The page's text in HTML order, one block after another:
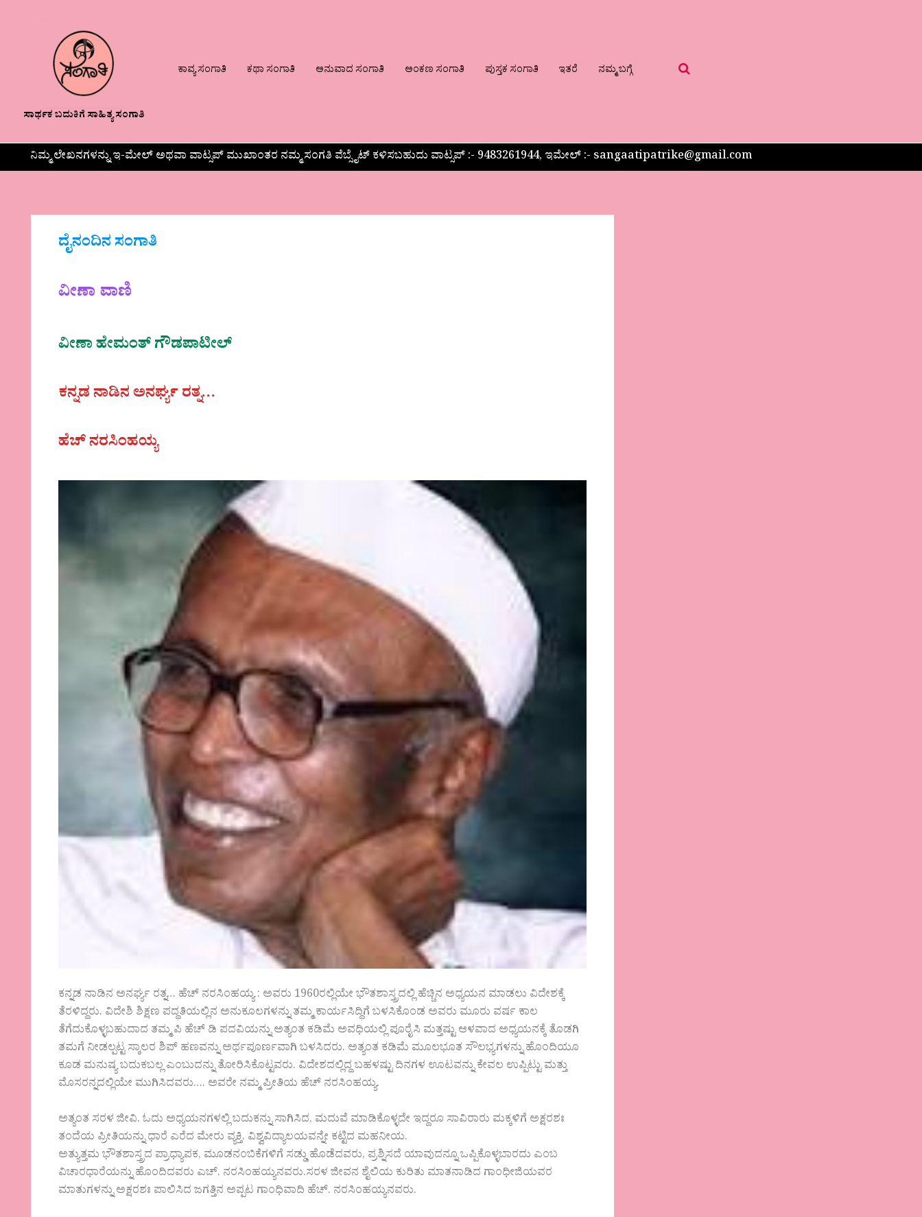
ಸಾರ್ಥಕ ಬದುಕಿಗೆ ಸಾಹಿತ್ಯ ಸಂಗಾತಿ
ಕಾವ್ಯ ಸಂಗಾತಿ ಕಥಾ ಸಂಗಾತಿ ಅನುವಾದ ಸಂಗಾತಿ ಅಂಕಣ ಸಂಗಾತಿ ಪುಸ್ತಕ ಸಂಗಾತಿ ಇತರೆ ನಮ್ಮ ಬಗ್ಗೆ
ನಿಮ್ಮ ಲೇಖನಗಳನ್ನು ಇ-ಮೇಲ್ ಅಥವಾ ವಾಟ್ಸಪ್ ಮುಖಾಂತರ ನಮ್ಮ ಸಂಗತಿ ವೆಬ್ಸೈಟ್ ಕಳಿಸಬಹುದು ವಾಟ್ಸಪ್‌ :- 9483261944, ಇಮೇಲ್ :- sangaatipatrike@gmail.com
ದೈನಂದಿನ ಸಂಗಾತಿ
ವೀಣಾ ವಾಣಿ
ವೀಣಾ ಹೇಮಂತ್‌ ಗೌಡಪಾಟೀಲ್
ಕನ್ನಡ ನಾಡಿನ ಅನರ್ಘ್ಯ ರತ್ನ…
ಹೆಚ್ ನರಸಿಂಹಯ್ಯ
ಕನ್ನಡ ನಾಡಿನ ಅನರ್ಘ್ಯ ರತ್ನ… ಹೆಚ್ ನರಸಿಂಹಯ್ಯ : ಅವರು 1960ರಲ್ಲಿಯೇ ಭೌತಶಾಸ್ತ್ರದಲ್ಲಿ ಹೆಚ್ಚಿನ ಅಧ್ಯಯನ ಮಾಡಲು ವಿದೇಶಕ್ಕೆ
ತೆರಳಿದ್ದರು. ವಿದೇಶಿ ಶಿಕ್ಷಣ ಪದ್ಧತಿಯಲ್ಲಿನ ಅನುಕೂಲಗಳನ್ನು ತಮ್ಮ ಕಾರ್ಯಸಿದ್ಧಿಗೆ ಬಳಸಿಕೊಂಡ ಅವರು ಮೂರು ವರ್ಷ ಕಾಲ
ತೆಗೆದುಕೊಳ್ಳಬಹುದಾದ ತಮ್ಮ ಪಿ ಹೆಚ್ ಡಿ ಪದವಿಯನ್ನು ಅತ್ಯಂತ ಕಡಿಮೆ ಅವಧಿಯಲ್ಲಿ ಪೂರೈಸಿ ಮತ್ತಷ್ಟು ಆಳವಾದ ಅಧ್ಯಯನಕ್ಕೆ ತೊಡಗಿ
ತಮಗೆ ನೀಡಲ್ಪಟ್ಟ ಸ್ಕಾಲರ ಶಿಪ್ ಹಣವನ್ನು ಅರ್ಥಪೂರ್ಣವಾಗಿ ಬಳಸಿದರು. ಅತ್ಯಂತ ಕಡಿಮೆ ಮೂಲಭೂತ ಸೌಲಭ್ಯಗಳನ್ನು ಹೊಂದಿಯೂ
ಕೂಡ ಮನುಷ್ಯ ಬದುಕಬಲ್ಲ ಎಂಬುದನ್ನು ತೋರಿಸಿಕೊಟ್ಟವರು. ವಿದೇಶದಲ್ಲಿದ್ದ ಬಹಳಷ್ಟು ದಿನಗಳ ಊಟವನ್ನು ಕೇವಲ ಉಪ್ಪಿಟ್ಟು ಮತ್ತು
ಮೊಸರನ್ನದಲ್ಲಿಯೇ ಮುಗಿಸಿದವರು…. ಅವರೇ ನಮ್ಮ ಪ್ರೀತಿಯ ಹೆಚ್ ನರಸಿಂಹಯ್ಯ.
ಅತ್ಯಂತ ಸರಳ ಜೀವಿ. ಓದು ಅಧ್ಯಯನಗಳಲ್ಲಿ ಬದುಕನ್ನು ಸಾಗಿಸಿದ, ಮದುವೆ ಮಾಡಿಕೊಳ್ಳದೇ ಇದ್ದರೂ ಸಾವಿರಾರು ಮಕ್ಕಳಿಗೆ ಅಕ್ಷರಶಃ
ತಂದೆಯ ಪ್ರೀತಿಯನ್ನು ಧಾರೆ ಎರೆದ ಮೇರು ವ್ಯಕ್ತಿ. ವಿಶ್ವವಿದ್ಯಾಲಯವನ್ನೇ ಕಟ್ಟಿದ ಮಹನೀಯ.
ಅತ್ಯುತ್ತಮ ಭೌತಶಾಸ್ತ್ರದ ಪ್ರಾಧ್ಯಾಪಕ, ಮೂಡನಂಬಿಕೆಗಳಿಗೆ ಸಡ್ಡು ಹೊಡೆದವರು, ಪ್ರಶ್ನಿಸದೆ ಯಾವುದನ್ನೂ ಒಪ್ಪಿಕೊಳ್ಳಬಾರದು ಎಂಬ
ವಿಚಾರಧಾರೆಯನ್ನು ಹೊಂದಿದವರು ಎಚ್. ನರಸಿಂಹಯ್ಯನವರು.ಸರಳ ಜೀವನ ಶೈಲಿಯ ಕುರಿತು ಮಾತನಾಡಿದ ಗಾಂಧೀಜಿಯವರ
ಮಾತುಗಳನ್ನು ಅಕ್ಷರಶಃ ಪಾಲಿಸಿದ ಜಗತ್ತಿನ ಅಪ್ಪಟ ಗಾಂಧಿವಾದಿ ಹೆಚ್. ನರಸಿಂಹಯ್ಯನವರು.